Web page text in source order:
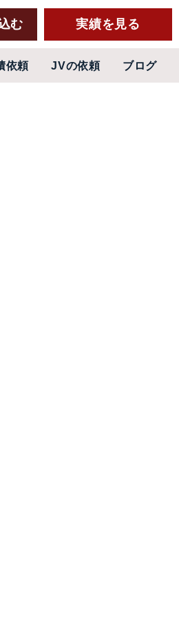
む 実績を見る
依頼 JVの依頼 ブログ